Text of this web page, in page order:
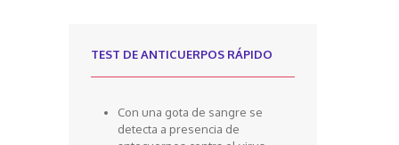
TEST DE ANTICUERPOS RÁPIDO
Con una gota de sangre se
detecta a presencia de